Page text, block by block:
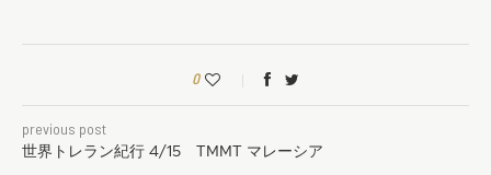
0
previous post
世界トレラン紀行 4/15 TMMT マレーシア